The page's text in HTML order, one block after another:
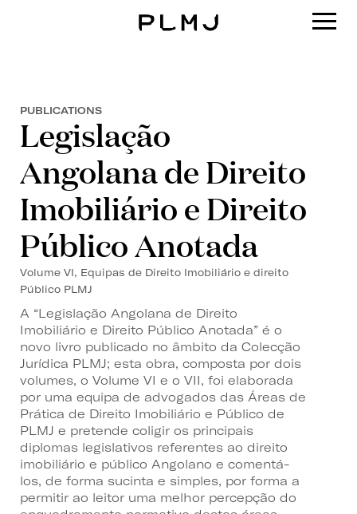
PUBLICATIONS
Legislação
Angolana de Direito
Imobiliário e Direito
Público Anotada
Volume VI, Equipas de Direito Imobiliário e direito
Público PLMJ
A “Legislação Angolana de Direito
Imobiliário e Direito Público Anotada” é o
novo livro publicado no âmbito da Colecção
Jurídica PLMJ; esta obra, composta por dois
volumes, o Volume VI e o VII, foi elaborada
por uma equipa de advogados das Áreas de
Prática de Direito Imobiliário e Público de
PLMJ e pretende coligir os principais
diplomas legislativos referentes ao direito
imobiliário e público Angolano e comentá-
los, de forma sucinta e simples, por forma a
permitir ao leitor uma melhor percepção do